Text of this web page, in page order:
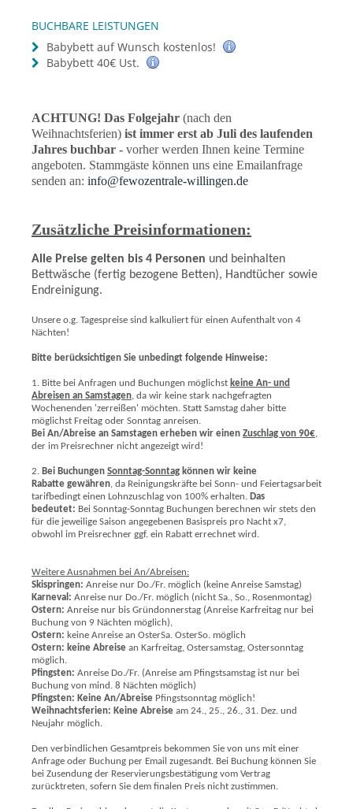
BUCHBARE LEISTUNGEN
Babybett auf Wunsch kostenlos!
Babybett 40€ Ust.
ACHTUNG! Das Folgejahr (nach den
Weihnachtsferien) ist immer erst ab Juli des laufenden
Jahres buchbar - vorher werden Ihnen keine Termine
angeboten. Stammgäste können uns eine Emailanfrage
senden an: info@fewozentrale-willingen.de
Zusätzliche Preisinformationen:
Alle Preise gelten bis 4 Personen und beinhalten
Bettwäsche (fertig bezogene Betten), Handtücher sowie
Endreinigung.
Unsere o.g. Tagespreise sind kalkuliert für einen Aufenthalt von 4
Nächten!
Bitte berücksichtigen Sie unbedingt folgende Hinweise:
1. Bitte bei Anfragen und Buchungen möglichst keine An- und
Abreisen an Samstagen, da wir keine stark nachgefragten
Wochenenden 'zerreißen' möchten. Statt Samstag daher bitte
möglichst Freitag oder Sonntag anreisen.
Bei An/Abreise an Samstagen erheben wir einen Zuschlag von 90€,
der im Preisrechner nicht angezeigt wird!
2. Bei Buchungen Sonntag-Sonntag können wir keine
Rabatte gewähren, da Reinigungskräfte bei Sonn- und Feiertagsarbeit
tarifbedingt einen Lohnzuschlag von 100% erhalten. Das
bedeutet: Bei Sonntag-Sonntag Buchungen berechnen wir stets den
für die jeweilige Saison angegebenen Basispreis pro Nacht x7,
obwohl im Preisrechner ggf. ein Rabatt errechnet wird.
Weitere Ausnahmen bei An/Abreisen:
Skispringen: Anreise nur Do./Fr. möglich (keine Anreise Samstag)
Karneval: Anreise nur Do./Fr. möglich (nicht Sa., So., Rosenmontag)
Ostern: Anreise nur bis Gründonnerstag (Anreise Karfreitag nur bei
Buchung von 9 Nächten möglich),
Ostern: keine Anreise an OsterSa. OsterSo. möglich
Ostern: keine Abreise an Karfreitag, Ostersamstag, Ostersonntag
möglich.
Pfingsten: Anreise Do./Fr. (Anreise am Pfingstsamstag ist nur bei
Buchung von mind. 8 Nächten möglich)
Pfingsten: Keine An/Abreise Pfingstsonntag möglich!
Weihnachtsferien: Keine Abreise am 24., 25., 26., 31. Dez. und
Neujahr möglich.
Den verbindlichen Gesamtpreis bekommen Sie von uns mit einer
Anfrage oder Buchung per Email zugesandt. Bei Buchung können Sie
bei Zusendung der Reservierungsbestätigung vom Vertrag
zurücktreten, sofern Sie dem finalen Preis nicht zustimmen.